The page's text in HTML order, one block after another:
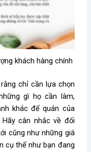
khách hàng chính
chỉ cần lựa chọn
gì họ cần làm,
khác để quán của
cân nhắc về đối
cũng như những giá
cụ thể như bạn đang